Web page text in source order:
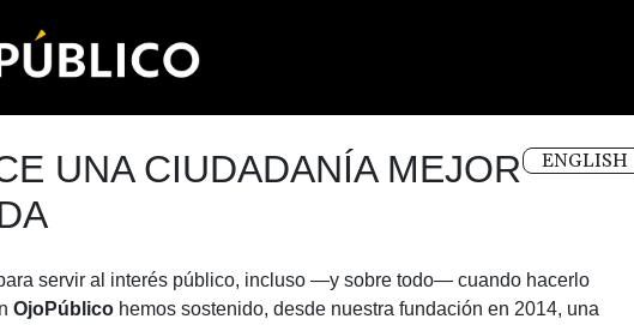
UNA CIUDADANÍA MEJOR
ENGLISH
servir al interés público, incluso —y sobre todo— cuando hacerlo
OjoPúblico hemos sostenido, desde nuestra fundación en 2014, una